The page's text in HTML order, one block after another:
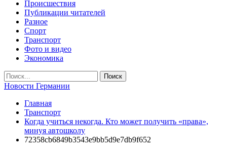
Происшествия
Публикации читателей
Разное
Спорт
Транспорт
Фото и видео
Экономика
Новости Германии
Главная
Транспорт
Когда учиться некогда. Кто может получить «права»,
минуя автошколу
72358cb6849b3543e9bb5d9e7db9f652